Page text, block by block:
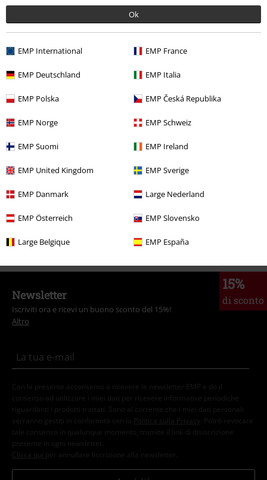
Ok
EMP International EMP France
EMP Deutschland EMP Italia
EMP Polska EMP Česká Republika
EMP Norge EMP Schweiz
EMP Suomi EMP Ireland
EMP United Kingdom EMP Sverige
EMP Danmark Large Nederland
EMP Österreich EMP Slovensko
Large Belgique EMP España
Altre Categorie. Altre Scelte.
Taglie comode Abbigliamento da donna Vestiti Vestiti longuette
Abbigliamento & accessori Tute intere Abiti
Taglie comode Vestiti longuette
Stile Abbigliamento nero Abiti neri
Stile Gothic Abbigliamento Vestiti
15%
di sconto
Newsletter
Iscriviti ora e ricevi un buono sconto del 15%!
Altro
Con la presente acconsento a ricevere le newsletter EMP e do il
consenso ad utilizzare i miei dati per ricevere informative periodiche
riguardanti i prodotti trattati. Sono al corrente che i miei dati personali
verranno gestiti in conformità con la
Politica sulla Privacy
. Potrò revocare
tale consenso in qualunque momento, tramite il link di disiscrizione
presente in ogni newsletter.
Clicca qui per annullare liscrizione alla newsletter.